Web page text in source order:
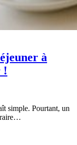
à
!
simple. Pourtant, un